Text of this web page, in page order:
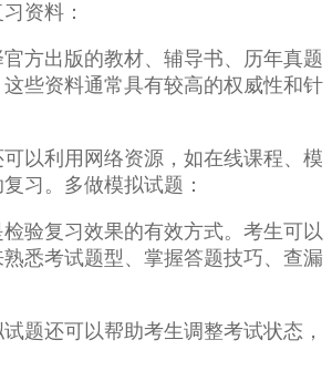
资料：
出版的教材、辅导书、历年真题
些资料通常具有较高的权威性和针
利用网络资源，如在线课程、模
习。多做模拟试题：
复习效果的有效方式。考生可以
悉考试题型、掌握答题技巧、查漏
还可以帮助考生调整考试状态，